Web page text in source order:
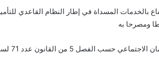
بالخدمات المسداة في إطار النظام القاعدي
ومصرحا به